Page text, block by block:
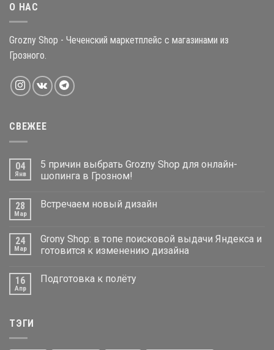
О НАС
Grozny Shop - Чеченский маркетплейс с магазинами из
Грозного.
СВЕЖЕЕ
04
Янв
5 причин выбрать Grozny Shop для онлайн-
шопинга в Грозном!
28
Мар
Встречаем новый дизайн
24
Мар
Grony Shop: в топе поисковой выдачи Яндекса и
готовится к изменению дизайна
16
Апр
Подготовка к полёту
ТЭГИ